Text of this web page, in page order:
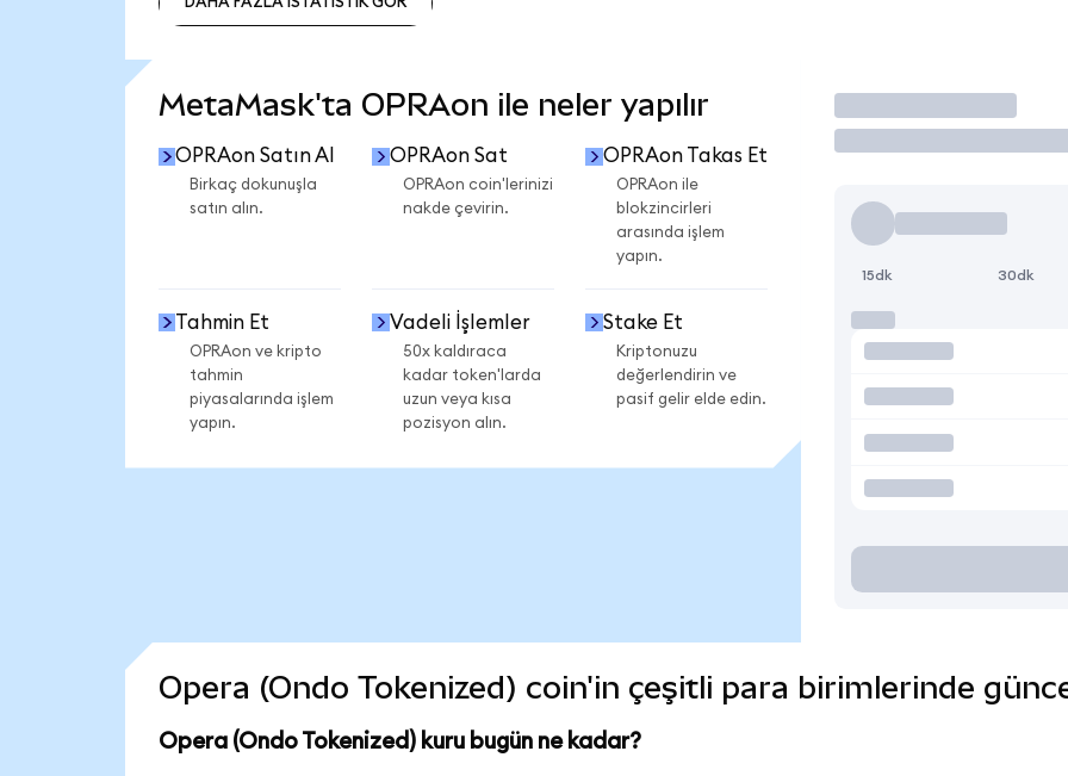
MetaMask'ta OPRAon ile neler yapılır
OPRAon Satın Al
Birkaç dokunuşla
satın alın.
OPRAon Sat
OPRAon coin'lerinizi
nakde çevirin.
OPRAon Takas Et
OPRAon ile
blokzincirleri
arasında işlem
yapın.
Tahmin Et
OPRAon ve kripto
tahmin
piyasalarında işlem
yapın.
Vadeli İşlemler
50x kaldıraca
kadar token'larda
uzun veya kısa
pozisyon alın.
Stake Et
Kriptonuzu
değerlendirin ve
pasif gelir elde edin.
İşlem Yap
15dk 30dk
Opera (Ondo Tokenized) coin'in çeşitli para birimlerinde
Opera (Ondo Tokenized) kuru bugün ne kadar?